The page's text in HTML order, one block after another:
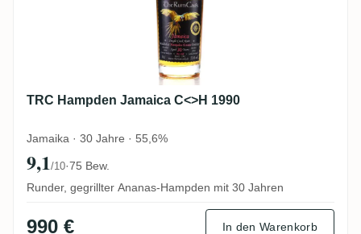
TRC Hampden Jamaica C<>H 1990
Jamaika · 30 Jahre · 55,6%
9,1/10·75 Bew.
Runder, gegrillter Ananas-Hampden mit 30 Jahren
990 € In den Warenkorb